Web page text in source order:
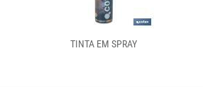
TINTA EM SPRAY